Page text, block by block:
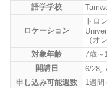
語学学校
ロケーション
トロ
（オ
対象年齢
7歳～
開講日
6/28,
申し込み可能週数
1週間